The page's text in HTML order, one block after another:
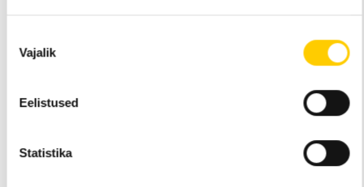
valik
Vajalik
Eelistused
Statistika
Alfis EST OÜ kaitseb andmesubjekti isikuandmeid, kasutades
arvestades olemasolevaid privaatsusriske ja Alfis EST OÜ-le
mõistlikult kättesaadavaid organisatsioonilisi, finants- ja tehnilisi
tagab kaitse Alfis EST OÜ sisemiste IT-süsteemide, hoitavate